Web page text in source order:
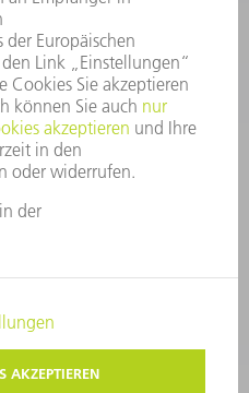
37444
- 18:00 Uhr
07:30 - 17:30 Uhr
NUTZUNGSBEDINGUNGEN